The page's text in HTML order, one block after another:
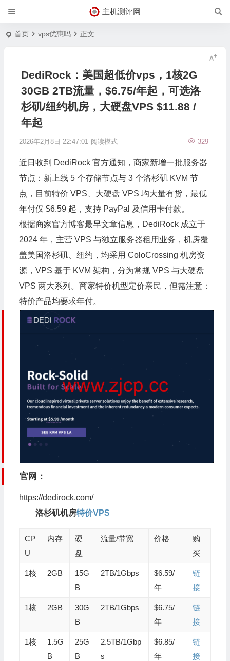
主机测评网
首页 vps优惠吗 正文
DediRock：美国超低价vps，1核2G
30GB 2TB流量，$6.75/年起，可选洛
杉矶/纽约机房，大硬盘VPS $11.88 /
年起
2026年2月8日 22:47:01 329
阅读模式
近日收到 DediRock官方通知，商家新增一批服务器
节点：新上线 5 个存储节点与 3 个洛杉矶 KVM 节
点，目前特价 VPS、大硬盘 VPS 均大量有货，最低
年付仅 $6.59 起，支持 PayPal 及信用卡付款。
根据商家官方博客最早文章信息， DediRock成立于
2024 年，主营 VPS 与独立服务器租用业务，机房覆
盖美国洛杉矶、纽约，均采用 ColoCrossing 机房资
源，VPS 基于 KVM 架构，分为常规 VPS 与大硬盘
VPS 两大系列。商家特价机型定价亲民，但需注意：
特价产品均要求年付。
官网：
https://dedirock.com/
洛杉矶机房特价VPS
CP
U
内存
硬
盘
流量/带宽 价格
购
买
1核 2GB
15G
B
2TB/1Gbps
$6.59/
年
链
接
1核 2GB
30G
B
2TB/1Gbps
$6.75/
年
链
接
1核
1.5G
B
25G
B
2.5TB/1Gbp
s
$6.85/
年
链
接